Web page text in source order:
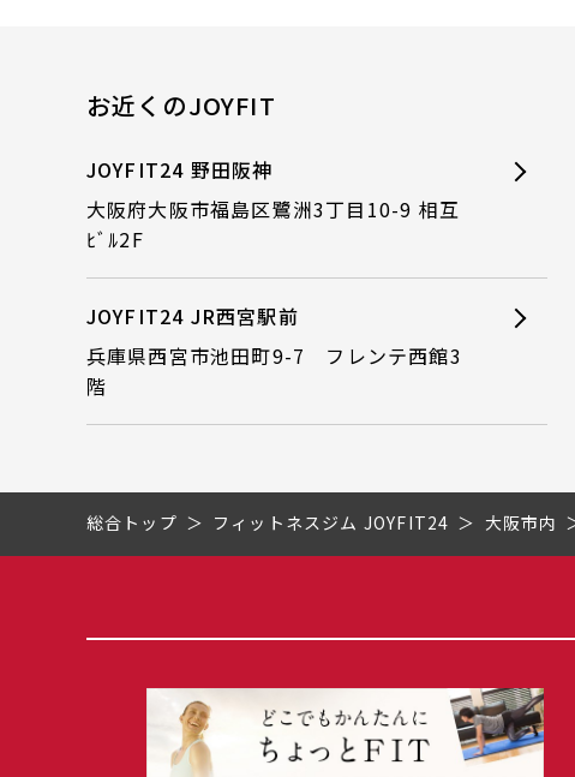
お近くのJOYFIT
JOYFIT24 野田阪神
大阪府大阪市福島区鷺洲3丁目10-9 相互
ﾋﾞﾙ2F
JOYFIT24 JR西宮駅前
兵庫県西宮市池田町9-7 フレンテ西館3
階
総合トップ フィットネスジム JOYFIT24 大阪市内